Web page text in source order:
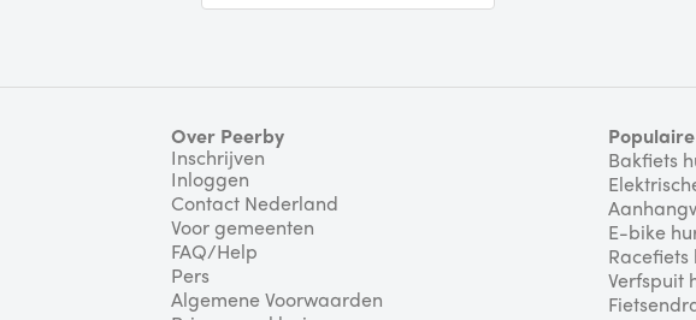
Over Peerby
Inschrijven
Inloggen
Contact Nederland
Voor gemeenten
FAQ/Help
Pers
Algemene Voorwaarden
Bakfiets
E-bike
Verfspuit